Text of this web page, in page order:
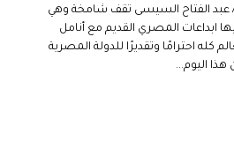
عبد الفتاح السيسى تقف شامخة وهي
ابداعات المصري القديم مع أنامل
كله احترامًا وتقديرًا للدولة المصرية
اليوم...